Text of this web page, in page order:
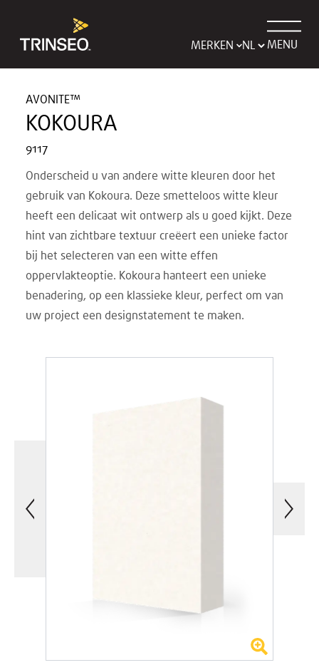
MERKEN MENU
AVONITE™
KOKOURA
9117
Onderscheid u van andere witte kleuren door het
gebruik van Kokoura. Deze smetteloos witte kleur
heeft een delicaat wit ontwerp als u goed kijkt. Deze
hint van zichtbare textuur creëert een unieke factor
bij het selecteren van een witte effen
oppervlakteoptie. Kokoura hanteert een unieke
benadering, op een klassieke kleur, perfect om van
uw project een designstatement te maken.